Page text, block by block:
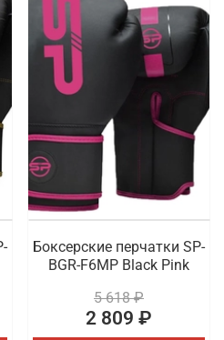
Боксерские перчатки SP-
BGR-F6MP Black Pink
5 618 ₽
2 809 ₽